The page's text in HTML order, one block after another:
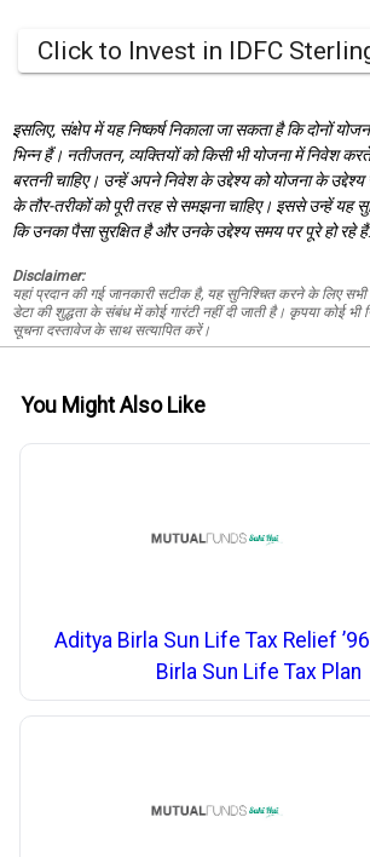
Click to Invest in IDFC
इसलिए, संक्षेप में यह निष्कर्ष निकाला जा सकता है कि दोनों
भिन्न हैं। नतीजतन, व्यक्तियों को किसी भी योजना में निवेश
बरतनी चाहिए। उन्हें अपने निवेश के उद्देश्य को योजना के उद्देश्य
के तौर-तरीकों को पूरी तरह से समझना चाहिए। इससे उन्हें यह
कि उनका पैसा सुरक्षित है और उनके उद्देश्य समय पर पूरे हो रहे हैं.
Disclaimer:
यहां प्रदान की गई जानकारी सटीक है, यह सुनिश्चित करने के लिए सभी
डेटा की शुद्धता के संबंध में कोई गारंटी नहीं दी जाती है। कृपया कोई
सूचना दस्तावेज के साथ सत्यापित करें।
You Might Also Like
Aditya Birla Sun Life Tax Relief
Birla Sun Life Tax Plan